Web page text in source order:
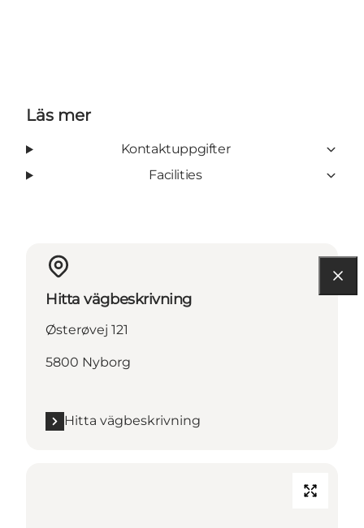
Läs mer
Kontaktuppgifter
Facilities
Hitta vägbeskrivning
Østerøvej 121
5800 Nyborg
Hitta vägbeskrivning